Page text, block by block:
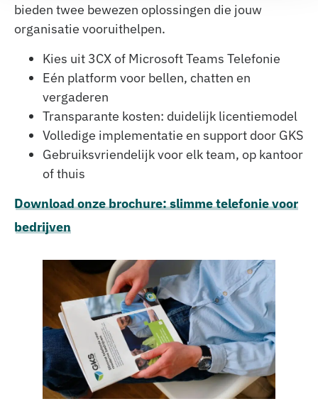
bieden twee bewezen oplossingen die jouw
organisatie vooruithelpen.
Kies uit 3CX of Microsoft Teams Telefonie
Eén platform voor bellen, chatten en
vergaderen
Transparante kosten: duidelijk licentiemodel
Volledige implementatie en support door GKS
Gebruiksvriendelijk voor elk team, op kantoor
of thuis
Download onze brochure: slimme telefonie voor
bedrijven